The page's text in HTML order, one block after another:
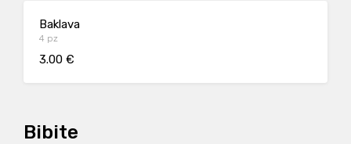
Baklava
4 pz
3.00 €
Bibite